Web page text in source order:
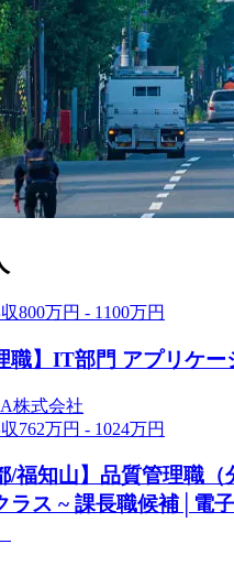
800万円 - 1100万円
職】IT部門 アプリケ
株式会社
762万円 - 1024万円
/福知山】品質管理職
ラス ~ 課長職候補│電